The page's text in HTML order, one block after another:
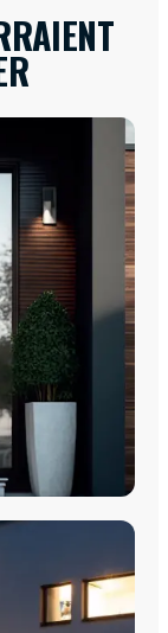
Acier Monobloc